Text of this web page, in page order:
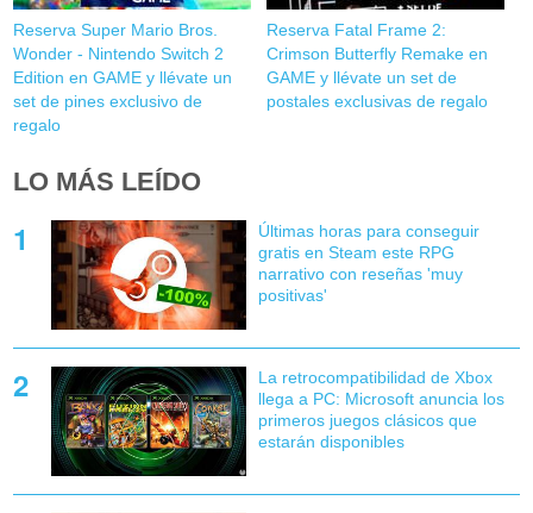
Reserva Super Mario Bros.
Wonder - Nintendo Switch 2
Edition en GAME y llévate un
set de pines exclusivo de
regalo
Reserva Fatal Frame 2:
Crimson Butterfly Remake en
GAME y llévate un set de
postales exclusivas de regalo
LO MÁS LEÍDO
Últimas horas para conseguir
gratis en Steam este RPG
narrativo con reseñas 'muy
positivas'
La retrocompatibilidad de Xbox
llega a PC: Microsoft anuncia los
primeros juegos clásicos que
estarán disponibles